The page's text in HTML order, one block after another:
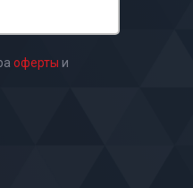
оферты и